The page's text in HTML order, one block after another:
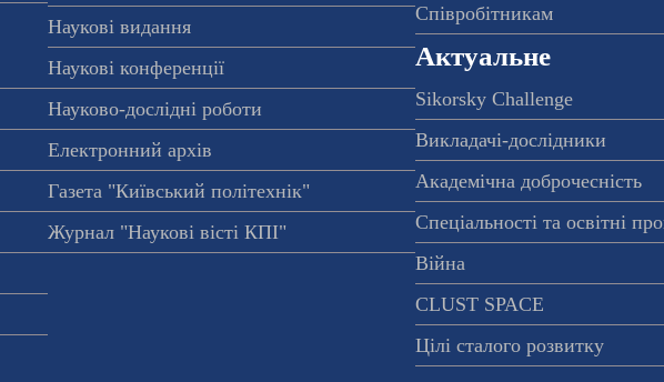
Наукові видання
Наукові конференції
Науково-дослідні роботи
Електронний архів
Газета "Київський політехнік"
Журнал "Наукові вісті КПІ"
Співробітникам
Актуальне
Sikorsky Challenge
Викладачі-дослідники
Академічна доброчесність
Спеціальності та освітні
Війна
CLUST SPACE
Цілі сталого розвитку